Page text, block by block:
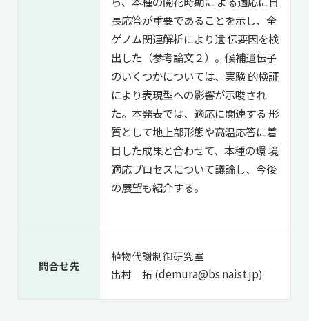
長応答が重要であることを示し、全
ゲノム関連解析により遺 伝要因を検
出した（参考論文２）。候補遺伝子
のいくつかについては、実験 的検証
により表現型への影響が示唆され
た。本発表では、適応に関連する 形
質として地上部形態や高温応答に着
目した成果と合わせて、本種の環 境
適応プロセスについて議論し、今後
の展望も紹介する。
問合せ先
植物代謝制御研究室
出村 拓 (demura@bs.naist.jp)